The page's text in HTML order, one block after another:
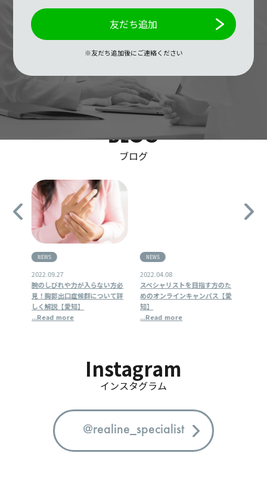
友だち追加
※友だち追加後にご連絡ください
BLOG
ブログ
NEWS
2022.09.27
腕のしびれや力が入らない方必
見！胸郭出口症候群について詳
しく解説【愛知】
...Read more
NEWS
2022.04.08
スペシャリストを目指す方のた
めのオンラインキャンパス【愛
知】
...Read more
Instagram
インスタグラム
@realine_specialist